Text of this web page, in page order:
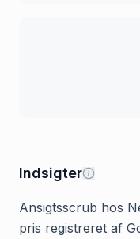
Indsigter
Ansigtsscrub hos
pris registreret af